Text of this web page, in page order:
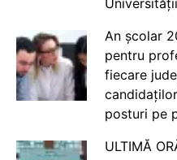
Universității
An școlar
pentru
fiecare
posturi pe
ULTIMĂ